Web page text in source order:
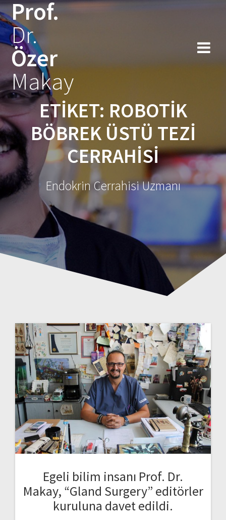
Skip
Prof.
Dr.
Özer
Makay
ETIKET: ROBOTIK
BÖBREK ÜSTÜ TEZI
CERRAHISI
Endokrin Cerrahisi Uzmanı
Egeli bilim insanı Prof. Dr.
Makay, “Gland Surgery” editörler
kuruluna davet edildi.